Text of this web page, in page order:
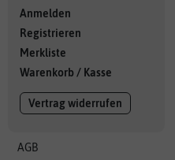
Anmelden
Registrieren
Merkliste
Warenkorb / Kasse
Vertrag widerrufen
AGB